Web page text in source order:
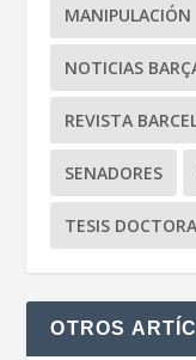
MANIPULACIÓN
NOTICIAS
REVISTA
SENADORES
TESIS
OTROS